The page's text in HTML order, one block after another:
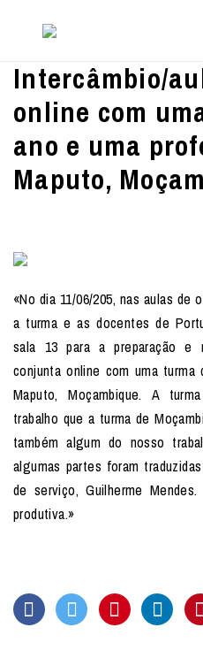
Intercâmbio/
online com
ano e uma
Maputo,
«No dia 11/06/205, nas aulas
a turma e as docentes de
sala 13 para a preparação e
conjunta online com uma
Maputo, Moçambique. A
trabalho que a turma de
também algum do nosso
algumas partes foram
de serviço, Guilherme
produtiva.»